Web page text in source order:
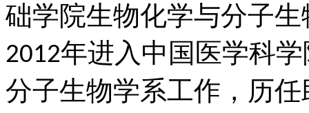
础学院生物化学与分子
2012年进入中国医学科
分子生物学系工作，历